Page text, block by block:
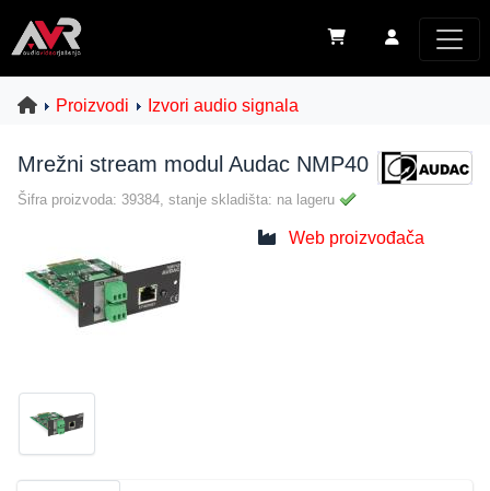
Proizvodi Izvori audio signala
Mrežni stream modul Audac NMP40
Šifra proizvoda: 39384, stanje skladišta: na lageru
Web proizvođača